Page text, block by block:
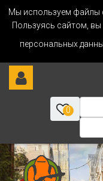
Мы используем файлы
Пользуясь сайтом,
персональных
0